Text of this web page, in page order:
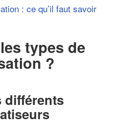
: ce qu’il faut savoir
types de
?
différents